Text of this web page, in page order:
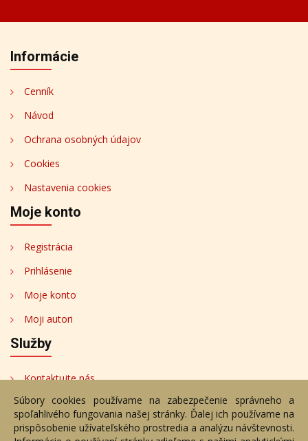
Informácie
Cenník
Návod
Ochrana osobných údajov
Cookies
Nastavenia cookies
Moje konto
Registrácia
Prihlásenie
Moje konto
Moji autori
Služby
Kontaktujte nás
Bezplatné poradenstvo
Adresa
Súbory cookies používame na zabezpečenie správneho a
spoľahlivého fungovania našej stránky. Ďalej ich používame na
prispôsobenie užívateľského prostredia a analýzu návštevnosti.